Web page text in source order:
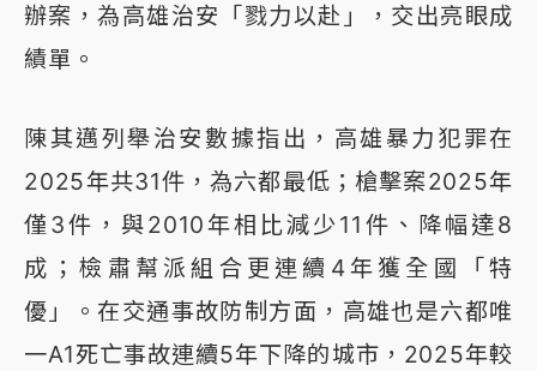
辦案，為高雄治安「戮力以赴」，交出亮眼成
績單。
陳其邁列舉治安數據指出，高雄暴力犯罪在
2025年共31件，為六都最低；槍擊案2025年
僅3件，與2010年相比減少11件、降幅達8
成；檢肅幫派組合更連續4年獲全國「特
優」。在交通事故防制方面，高雄也是六都唯
一A1死亡事故連續5年下降的城市，2025年較